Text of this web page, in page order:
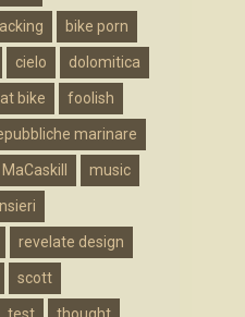
bike porn
cielo dolomitica
bike foolish
marinare
MaCaskill music
revelate design
scott